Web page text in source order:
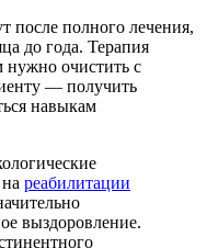
после полного лечения,
до года. Терапия
нужно очистить с
— получить
навыкам
реабилитации
выздоровление.